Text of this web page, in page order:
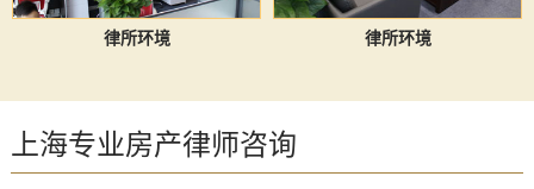
律所环境 律所环境
上海专业房产律师咨询